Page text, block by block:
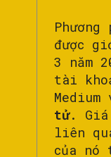
được
3 năm
tài
Medium
tử.
liên
của nó